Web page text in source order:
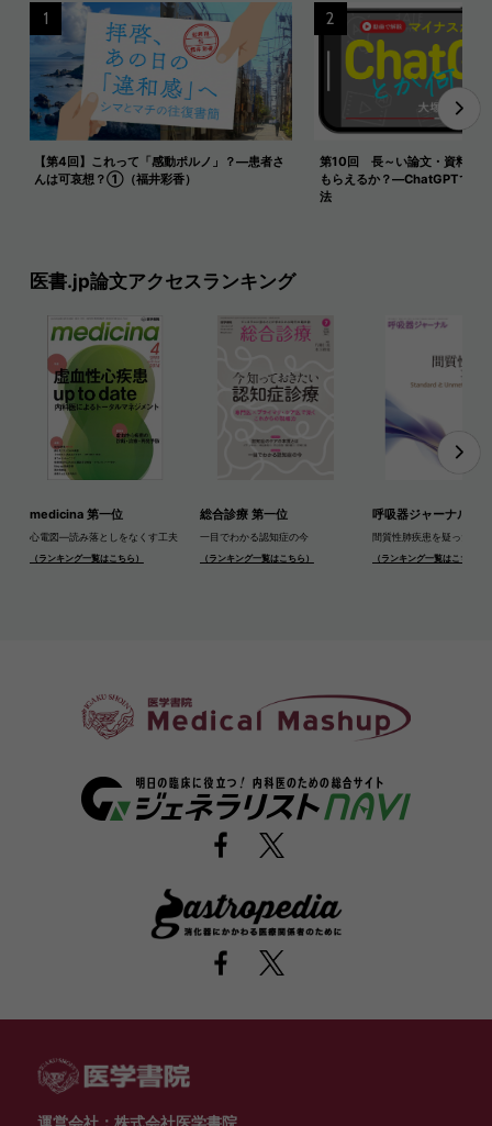
【第4回】これって「感動ポルノ」？―患者さ
んは可哀想？①（福井彩香）
1
第10回 長～い論文・資料を
もらえるか？―ChatGPTで長
法
2
医書.jp論文アクセスランキング
medicina 第一位
心電図―読み落としをなくす工夫
（ランキング一覧はこちら）
総合診療 第一位
一目でわかる認知症の今
（ランキング一覧はこちら）
呼吸器ジャーナル 第
間質性肺疾患を疑ったら
（ランキング一覧はこちら）
運営会社：株式会社医学書院